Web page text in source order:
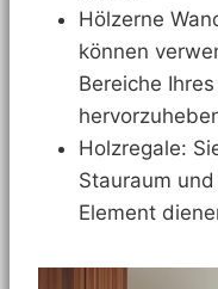
Hölzerne
können
Bereiche
Holzregale:
Stauraum
Element